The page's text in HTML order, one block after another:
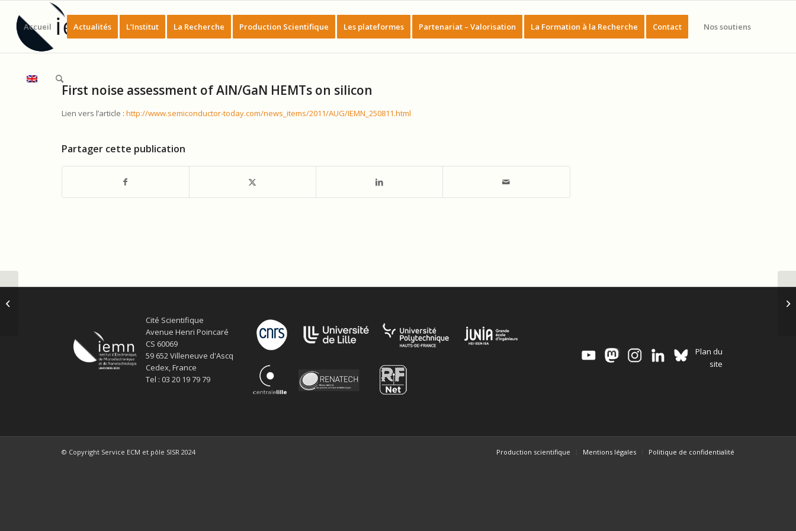
Accueil Actualités L’Institut La Recherche Production Scientifique Les plateformes Partenariat – Valorisation La Formation à la Recherche Contact Nos soutiens
First noise assessment of AIN/GaN HEMTs on silicon
Lien vers l’article : http://www.semiconductor-today.com/news_items/2011/AUG/IEMN_250811.html
Partager cette publication
Cité Scientifique
Avenue Henri Poincaré
CS 60069
59 652 Villeneuve d'Ascq
Cedex, France
Tel : 03 20 19 79 79
Plan du
site
© Copyright Service ECM et pôle SISR 2024 Production scientifique Mentions légales Politique de confidentialité